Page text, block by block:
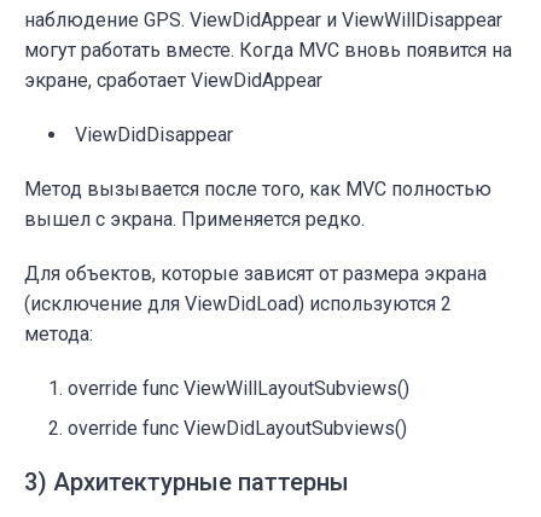
наблюдение GPS. ViewDidAppear и ViewWillDisappear
могут работать вместе. Когда MVC вновь появится на
экране, сработает ViewDidAppear
ViewDidDisappear
Метод вызывается после того, как MVC полностью
вышел с экрана. Применяется редко.
Для объектов, которые зависят от размера экрана
(исключение для ViewDidLoad) используются 2
метода:
override func ViewWillLayoutSubviews()
override func ViewDidLayoutSubviews()
3) Архитектурные паттерны